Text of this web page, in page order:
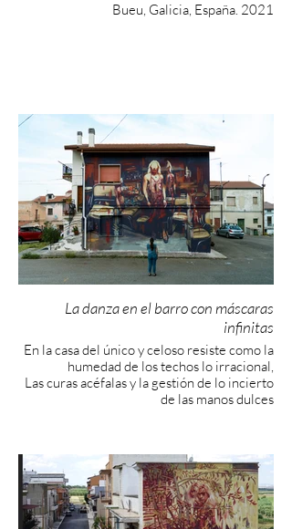
Bueu, Galicia, España. 2021
La danza en el barro con máscaras
infinitas
En la casa del único y celoso resiste como la
humedad de los techos lo irracional,
Las curas acéfalas y la gestión de lo incierto
de las manos dulces
infinitas.
Muro en Stigliano para Appartengo